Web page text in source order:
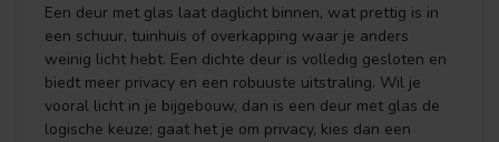
Een deur met glas laat daglicht binnen, wat prettig is in
een schuur, tuinhuis of overkapping waar je anders
weinig licht hebt. Een dichte deur is volledig gesloten en
biedt meer privacy en een robuuste uitstraling. Wil je
vooral licht in je bijgebouw, dan is een deur met glas de
logische keuze; gaat het je om privacy, kies dan een